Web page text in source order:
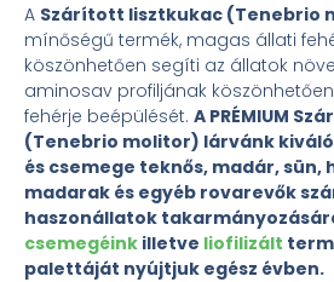
A Szárított lisztkukac (Tenebrio
mínőségű termék, magas állati
köszönhetően segíti az állatok
aminosav profiljának
fehérje beépülését. A PRÉMIUM
(Tenebrio molitor) lárvánk
és csemege teknős, madár, sün,
madarak és egyéb rovarevők
haszonállatok
csemegéink illetve liofilizált
palettáját nyújtjuk egész évben.